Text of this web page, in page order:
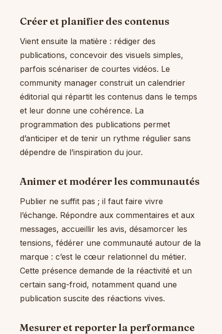
Créer et planifier des contenus
Vient ensuite la matière : rédiger des
publications, concevoir des visuels simples,
parfois scénariser de courtes vidéos. Le
community manager construit un calendrier
éditorial qui répartit les contenus dans le temps
et leur donne une cohérence. La
programmation des publications permet
d’anticiper et de tenir un rythme régulier sans
dépendre de l’inspiration du jour.
Animer et modérer les communautés
Publier ne suffit pas ; il faut faire vivre
l’échange. Répondre aux commentaires et aux
messages, accueillir les avis, désamorcer les
tensions, fédérer une communauté autour de la
marque : c’est le cœur relationnel du métier.
Cette présence demande de la réactivité et un
certain sang-froid, notamment quand une
publication suscite des réactions vives.
Mesurer et reporter la performance